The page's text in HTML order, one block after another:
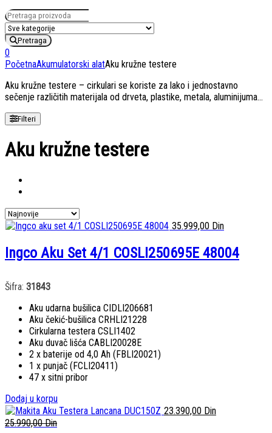
Pretraga za:
Pretraga
0
PočetnaAkumulatorski alatAku kružne testere
Aku kružne testere – cirkulari se koriste za lako i jednostavno
sečenje različitih materijala od drveta, plastike, metala, aluminijuma…
Filteri
Aku kružne testere
35.999,00 Din
Ingco Aku Set 4/1 COSLI250695E 48004
Šifra: 31843
Aku udarna bušilica CIDLI206681
Aku čekić-bušilica CRHLI21228
Cirkularna testera CSLI1402
Aku duvač lišća CABLI20028E
2 x baterije od 4,0 Ah (FBLI20021)
1 x punjač (FCLI20411)
47 x sitni pribor
Dodaj u korpu
23.390,00 Din
25.990,00Din